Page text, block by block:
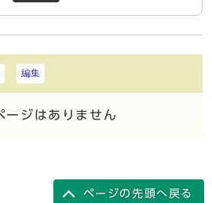
編集
ージはありません
ページの先頭へ戻る